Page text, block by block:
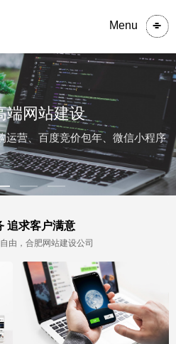
Menu
端网站建设
运营、百度竞价包年、微信小程序
追求客户满意
由，合肥网站建设公司